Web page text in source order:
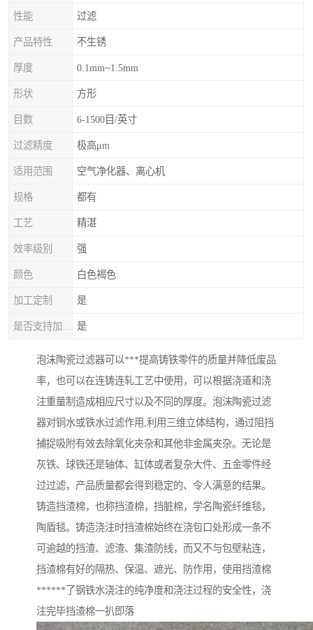
性能 过滤
产品特性 不生锈
厚度 0.1mm~1.5mm
形状 方形
目数 6-1500目/英寸
过滤精度 极高μm
适用范围 空气净化器、离心机
规格 都有
工艺 精湛
效率级别 强
颜色 白色褐色
加工定制 是
是
泡沫陶瓷过滤器可以***提高铸铁零件的质量并降低废品
率，也可以在连铸连轧工艺中使用，可以根据浇道和浇
注重量制造成相应尺寸以及不同的厚度。泡沫陶瓷过滤
器对铜水或铁水过滤作用,利用三维立体结构，通过阻挡
捕捉吸附有效去除氧化夹杂和其他非金属夹杂。无论是
灰铁、球铁还是轴体、缸体或者复杂大件、五金零件经
过过滤，产品质量都会得到稳定的、令人满意的结果。
铸造挡渣棉，也称挡渣棉，挡脏棉，学名陶瓷纤维毯，
陶盾毯。铸造浇注时挡渣棉始终在浇包口处形成一条不
可逾越的挡渣、滤渣、集渣防线，而又不与包壁粘连，
挡渣棉有好的隔热、保温、遮光、防作用，使用挡渣棉
******了钢铁水浇注的纯净度和浇注过程的安全性，浇
注完毕挡渣棉一扒即落